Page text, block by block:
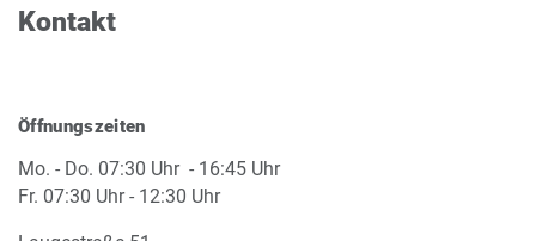
Kontakt
Öffnungszeiten
Mo. - Do. 07:30 Uhr - 16:45 Uhr
Fr. 07:30 Uhr - 12:30 Uhr